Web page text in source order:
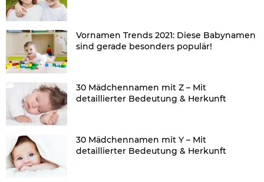
Vornamen Trends 2021: Diese Babynamen
sind gerade besonders populär!
30 Mädchennamen mit Z – Mit
detaillierter Bedeutung & Herkunft
30 Mädchennamen mit Y – Mit
detaillierter Bedeutung & Herkunft